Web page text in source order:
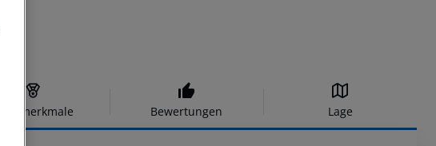
Hotelmerkmale Bewertungen Lage